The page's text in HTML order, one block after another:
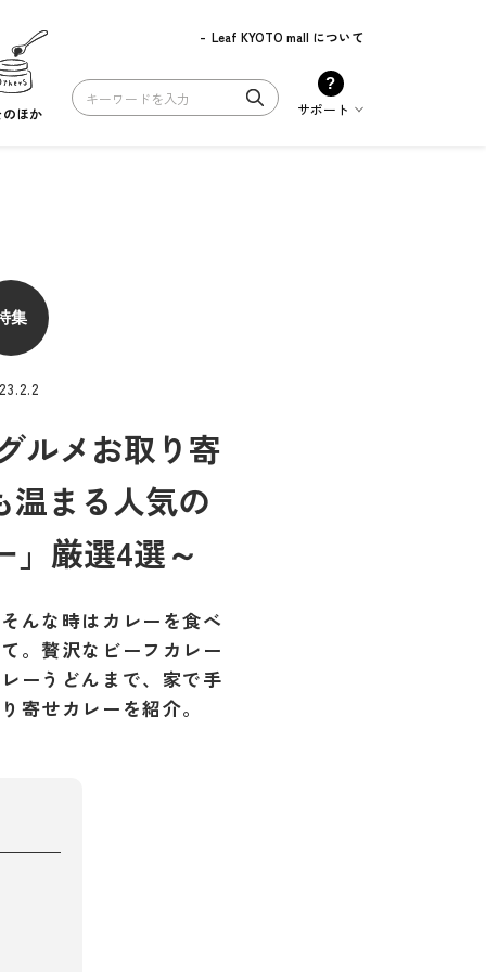
のほか
Leaf KYOTO mall について
?
サポート
集
ルメお取り寄
温まる人気の
」厳選4選～
んな時はカレーを食べ
。贅沢なビーフカレー
ーうどんまで、家で手
寄せカレーを紹介。